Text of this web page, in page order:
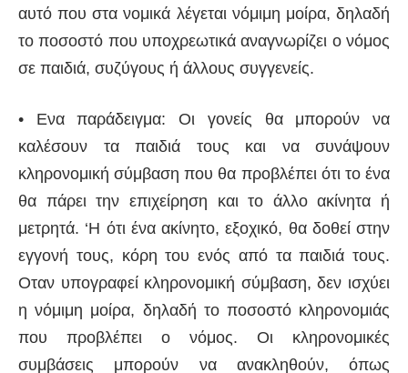
αυτό που στα νομικά λέγεται νόμιμη μοίρα, δηλαδή
το ποσοστό που υποχρεωτικά αναγνωρίζει ο νόμος
σε παιδιά, συζύγους ή άλλους συγγενείς.
• Ενα παράδειγμα: Οι γονείς θα μπορούν να
καλέσουν τα παιδιά τους και να συνάψουν
κληρονομική σύμβαση που θα προβλέπει ότι το ένα
θα πάρει την επιχείρηση και το άλλο ακίνητα ή
μετρητά. ‘Η ότι ένα ακίνητο, εξοχικό, θα δοθεί στην
εγγονή τους, κόρη του ενός από τα παιδιά τους.
Οταν υπογραφεί κληρονομική σύμβαση, δεν ισχύει
η νόμιμη μοίρα, δηλαδή το ποσοστό κληρονομιάς
που προβλέπει ο νόμος. Οι κληρονομικές
συμβάσεις μπορούν να ανακληθούν, όπως